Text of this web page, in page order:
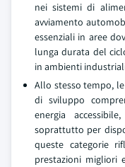
nei sistemi di
avviamento
essenziali in aree
lunga durata del
in ambienti
Allo stesso tempo,
di sviluppo
energia
soprattutto per
queste categorie
prestazioni migliori